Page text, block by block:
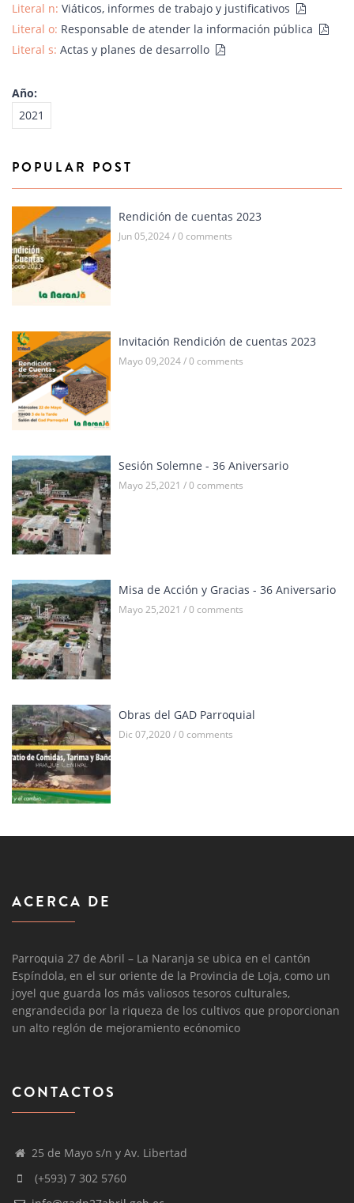
Literal n: Viáticos, informes de trabajo y justificativos
Literal o: Responsable de atender la información pública
Literal s: Actas y planes de desarrollo
Año:
2021
POPULAR POST
Rendición de cuentas 2023
Jun 05,2024 / 0 comments
Invitación Rendición de cuentas 2023
Mayo 09,2024 / 0 comments
Sesión Solemne - 36 Aniversario
Mayo 25,2021 / 0 comments
Misa de Acción y Gracias - 36 Aniversario
Mayo 25,2021 / 0 comments
Obras del GAD Parroquial
Dic 07,2020 / 0 comments
ACERCA DE
Parroquia 27 de Abril – La Naranja se ubica en el cantón
Espíndola, en el sur oriente de la Provincia de Loja, como un
joyel que guarda los más valiosos tesoros culturales,
engrandecida por la riqueza de los cultivos que proporcionan
un alto reglón de mejoramiento ecónomico
CONTACTOS
25 de Mayo s/n y Av. Libertad
(+593) 7 302 5760